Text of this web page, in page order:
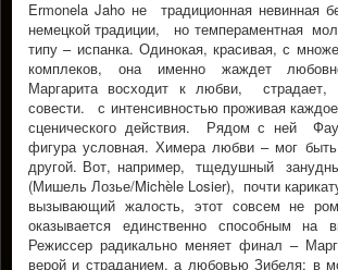
Ermonela Jaho не традиционная невинная
немецкой традиции, но темпераментная
типу – испанка. Одинокая, красивая, с
комплеков, она именно жаждет
Маргарита восходит к любви, страдает,
совести. с интенсивностью проживая
сценического действия. Рядом с ней
фигура условная. Химера любви – мог
другой. Вот, например, тщедушный
(Мишель Лозье/Michèle Losier), почти
вызывающий жалость, этот совсем не
оказывается единственно способным на
Режиссер радикально меняет финал –
верой и страданием, а любовью Зибеля: в